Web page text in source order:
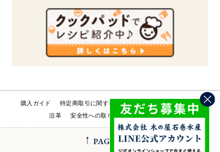
購入ガイド 特定商取引に関する法律 会社概要
工場直売所
沿革
安全性への取り組み お問い合わせ
PAGE TOP